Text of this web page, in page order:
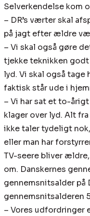
Selverkendelse kom
– DR’s værter skal
på jagt efter ældre
– Vi skal også gøre
tjekke teknikken
lyd. Vi skal også tage
faktisk står ude i
– Vi har sat et to-
klager over lyd. Alt
ikke taler tydeligt
eller man har
TV-seere bliver
om. Danskernes
gennemsnitsalder på
gennemsnitsalderen
– Vores udfordringer